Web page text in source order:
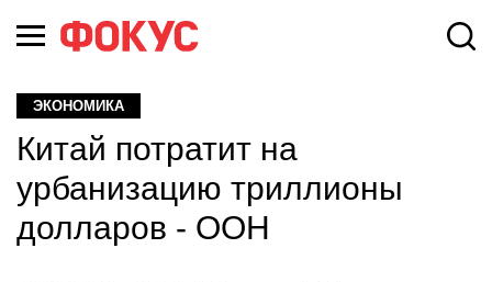
ЭКОНОМИКА
Китай потратит на
урбанизацию триллионы
долларов - ООН